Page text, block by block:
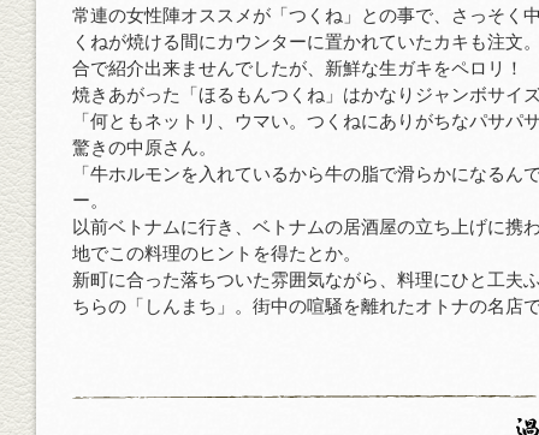
常連の女性陣オススメが「つくね」との事で、さっそく
くねが焼ける間にカウンターに置かれていたカキも注文
合で紹介出来ませんでしたが、新鮮な生ガキをペロリ！
焼きあがった「ほるもんつくね」はかなりジャンボサイ
「何ともネットリ、ウマい。つくねにありがちなパサパ
驚きの中原さん。
「牛ホルモンを入れているから牛の脂で滑らかになるん
ー。
以前ベトナムに行き、ベトナムの居酒屋の立ち上げに携
地でこの料理のヒントを得たとか。
新町に合った落ちついた雰囲気ながら、料理にひと工夫
ちらの「しんまち」。街中の喧騒を離れたオトナの名店